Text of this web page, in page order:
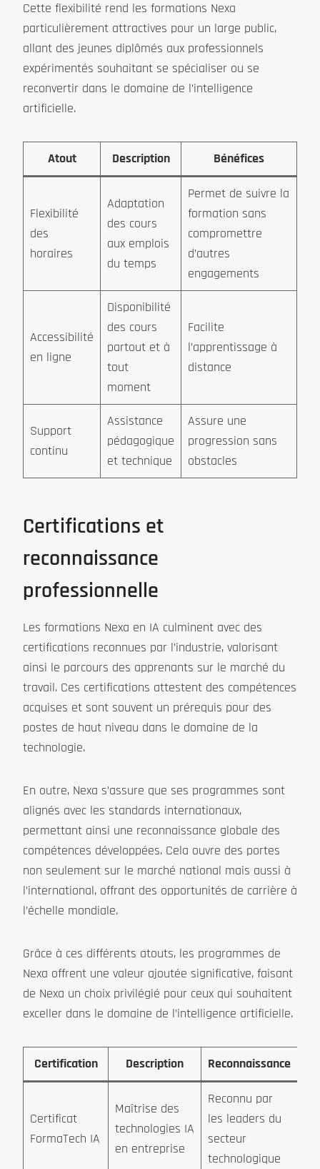
Cette flexibilité rend les formations Nexa
particulièrement attractives pour un large public,
allant des jeunes diplômés aux professionnels
expérimentés souhaitant se spécialiser ou se
reconvertir dans le domaine de l’intelligence
artificielle.
Atout Description Bénéfices
Flexibilité
des
horaires
Adaptation
des cours
aux emplois
du temps
Permet de suivre la
formation sans
compromettre
d’autres
engagements
Accessibilité
en ligne
Disponibilité
des cours
partout et à
tout
moment
Facilite
l’apprentissage à
distance
Support
continu
Assistance
pédagogique
et technique
Assure une
progression sans
obstacles
Certifications et
reconnaissance
professionnelle
Les formations Nexa en IA culminent avec des
certifications reconnues par l’industrie, valorisant
ainsi le parcours des apprenants sur le marché du
travail. Ces certifications attestent des compétences
acquises et sont souvent un prérequis pour des
postes de haut niveau dans le domaine de la
technologie.
En outre, Nexa s’assure que ses programmes sont
alignés avec les standards internationaux,
permettant ainsi une reconnaissance globale des
compétences développées. Cela ouvre des portes
non seulement sur le marché national mais aussi à
l’international, offrant des opportunités de carrière à
l’échelle mondiale.
Grâce à ces différents atouts, les programmes de
Nexa offrent une valeur ajoutée significative, faisant
de Nexa un choix privilégié pour ceux qui souhaitent
exceller dans le domaine de l’intelligence artificielle.
Certification Description Reconnaissance
Certificat
FormaTech IA
Maîtrise des
technologies IA
en entreprise
Reconnu par
les leaders du
secteur
technologique